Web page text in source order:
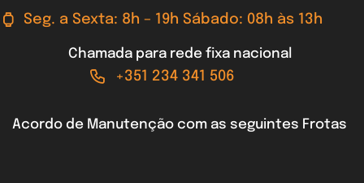
Seg. a Sexta: 8h – 19h Sábado: 08h às 13h
Chamada para rede fixa nacional
+351 234 341 506
Acordo de Manutenção com as seguintes Frotas